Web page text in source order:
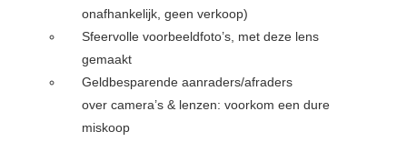
onafhankelijk, geen verkoop)
Sfeervolle voorbeeldfoto’s, met deze lens
gemaakt
Geldbesparende aanraders/afraders
over camera’s & lenzen: voorkom een dure
miskoop